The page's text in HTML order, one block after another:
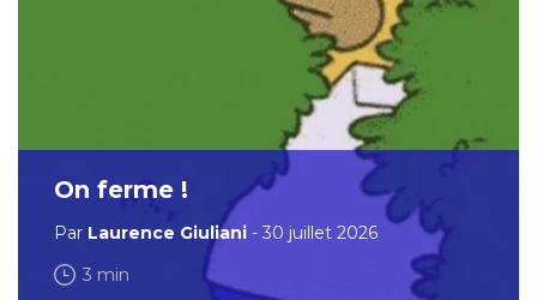
On ferme !
Par Laurence Giuliani - 30 juillet 2026
3 min